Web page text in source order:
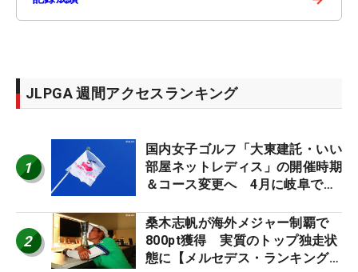
JLPGA 週間アクセスランキング
1
国内女子ゴルフ「大東建託・いい
部屋ネットレディス」の開催時期
＆コース変更へ 4月に岐阜で開
2
桑木志帆が海外メジャー制覇で
800pt獲得 実質のトップ独走状
態に【メルセデス・ランキング番